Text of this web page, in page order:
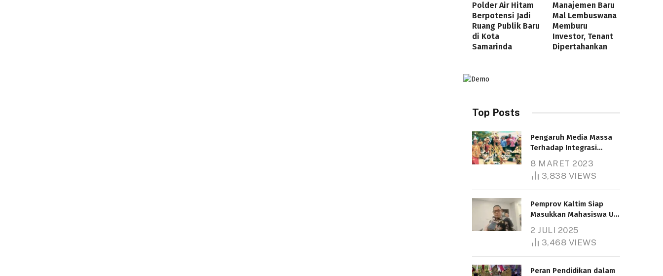
Polder Air Hitam
Berpotensi Jadi
Ruang Publik Baru
di Kota
Samarinda
Manajemen Baru
Mal Lembuswana
Memburu
Investor, Tenant
Dipertahankan
Top Posts
Pengaruh Media Massa
Terhadap Integrasi
8 MARET 2023
3,838 VIEWS
Pemprov Kaltim Siap
Masukkan Mahasiswa UT
Bantuan Pendidikan
Gratispol
2 JULI 2025
3,468 VIEWS
Peran Pendidikan dalam